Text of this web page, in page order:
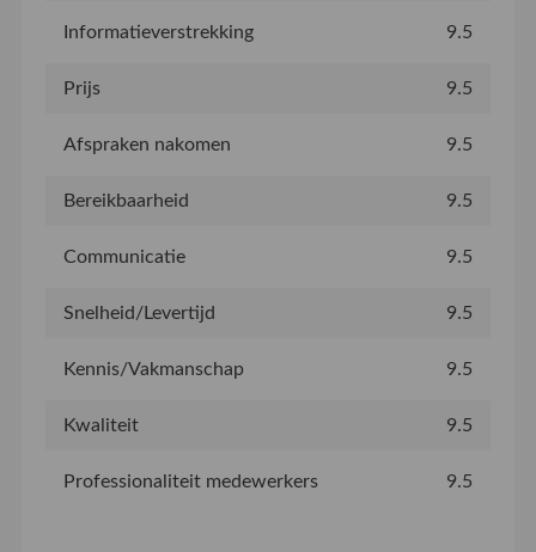
Informatieverstrekking 9.5
Prijs 9.5
Afspraken nakomen 9.5
Bereikbaarheid 9.5
Communicatie 9.5
Snelheid/Levertijd 9.5
Kennis/Vakmanschap 9.5
Kwaliteit 9.5
Professionaliteit medewerkers 9.5